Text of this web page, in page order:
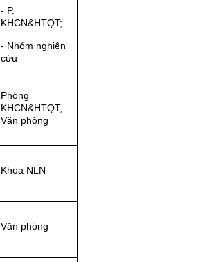
- P.
KHCN&HTQT;
- Nhóm nghiên
cứu
Phòng
KHCN&HTQT,
Văn phòng
Khoa NLN
Văn phòng